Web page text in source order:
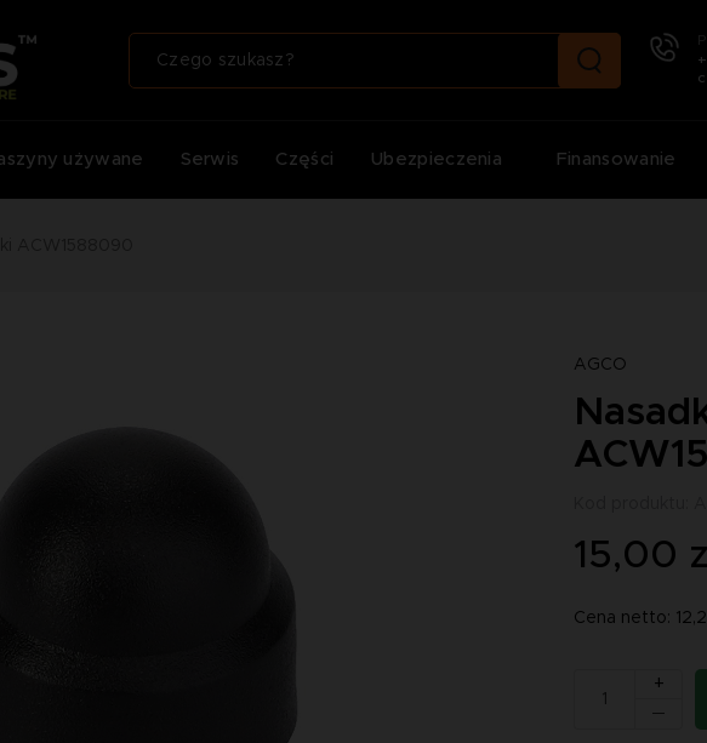
używane Serwis Części Ubezpieczenia Finansowanie
AGCO
15,00
Cena netto:
+